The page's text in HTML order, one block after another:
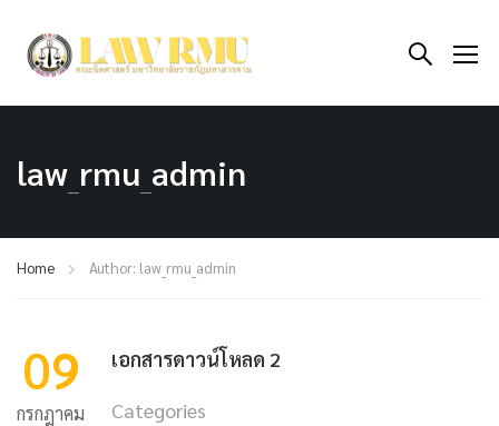
law_rmu_admin
Home Author: law_rmu_admin
09
กรกฎาคม
เอกสารดาวน์โหลด 2
Categories